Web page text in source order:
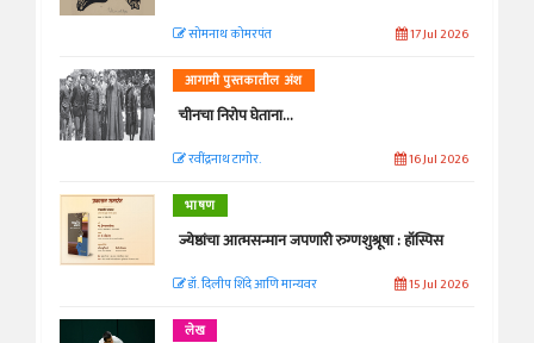
सोमनाथ कोमरपंत 17 Jul 2026
आगामी पुस्तकातील अंश
चीनचा निरोप घेताना...
रवींद्रनाथ टागोर. 16 Jul 2026
भाषण
ज्येष्ठांचा आत्मसन्मान जपणारी रुग्णशुश्रूषा : हॉस्पिस
डॉ. दिलीप शिंदे आणि मान्यवर 15 Jul 2026
लेख